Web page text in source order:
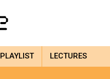
PLAYLIST LECTURES